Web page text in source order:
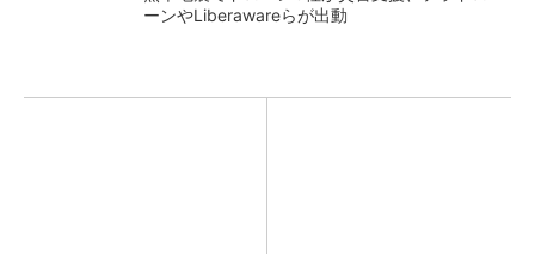
ーンやLiberawareらが出動